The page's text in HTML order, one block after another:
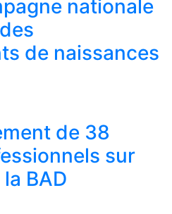
nationale
de naissances
de 38
sur
BAD